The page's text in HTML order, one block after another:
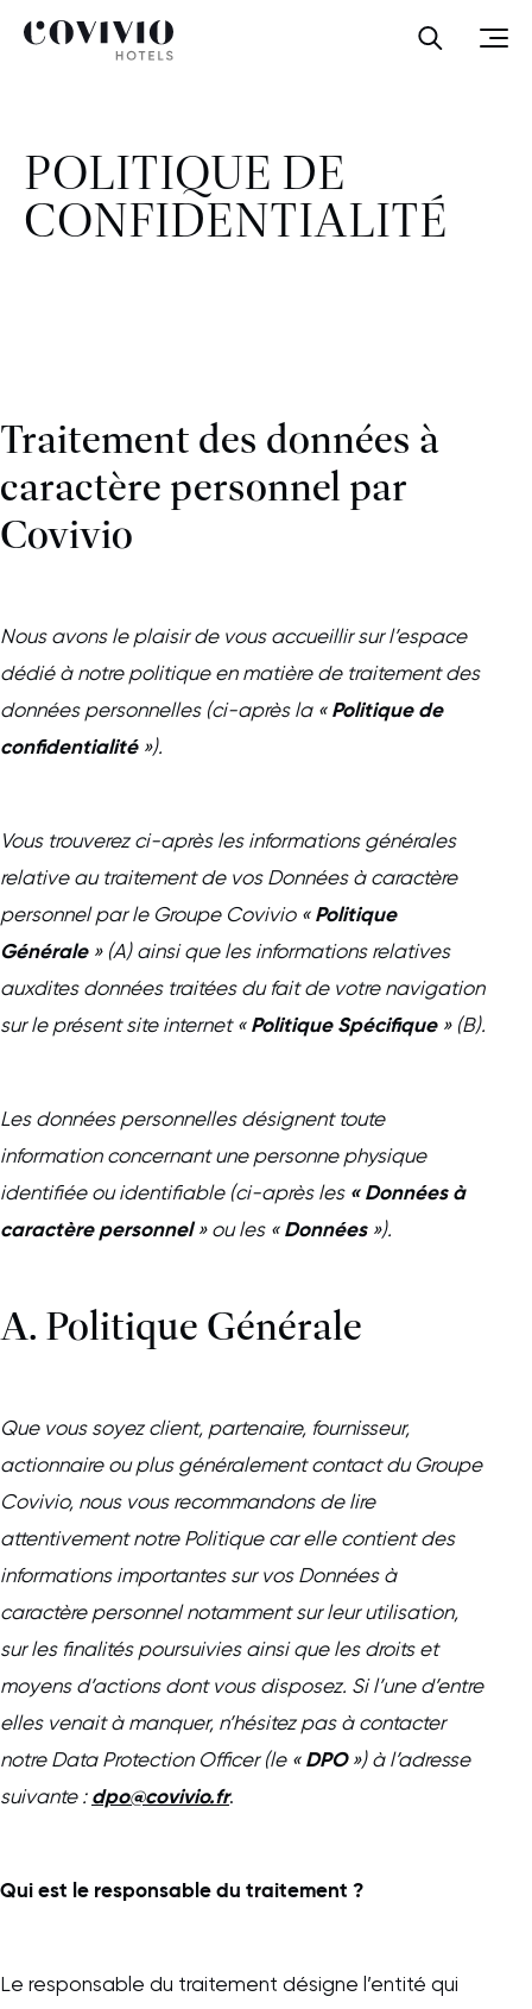
Covivio Hotels Ouvrir la
POLITIQUE DE
CONFIDENTIALITÉ
Traitement des données à
caractère personnel par
Covivio
Nous avons le plaisir de vous accueillir sur l’espace
dédié à notre politique en matière de traitement des
données personnelles (ci-après la « Politique de
confidentialité»).
Vous trouverez ci-après les informations générales
relative au traitement de vos Données à caractère
personnel par le Groupe Covivio « Politique
Générale» (A) ainsi que les informations relatives
auxdites données traitées du fait de votre navigation
sur le présent site internet « Politique Spécifique» (B).
Les données personnelles désignent toute
information concernant une personne physique
identifiée ou identifiable (ci-après les « Données à
caractère personnel» ou les « Données»).
A. Politique Générale
Que vous soyez client, partenaire, fournisseur,
actionnaire ou plus généralement contact du Groupe
Covivio, nous vous recommandons de lire
attentivement notre Politique car elle contient des
informations importantes sur vos Données à
caractère personnel notamment sur leur utilisation,
sur les finalités poursuivies ainsi que les droits et
moyens d’actions dont vous disposez. Si l’une d’entre
elles venait à manquer, n’hésitez pas à contacter
notre Data Protection Officer (le « DPO») à l’adresse
suivante : dpo@covivio.fr.
Qui est le responsable du traitement ?
Le responsable du traitement désigne l’entité qui